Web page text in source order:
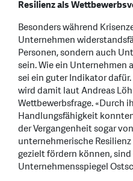
Resilienz als
Besonders während
Unternehmen
Personen, sondern auch
sein. Wie ein Unternehmen
sei ein guter Indikator
wird damit laut Andreas
Wettbewerbsfrage. «Durch
Handlungsfähigkeit
der Vergangenheit sogar
unternehmerische
gezielt fördern können, sind
Unternehmensspiegel